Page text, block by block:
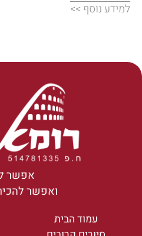
למידע נוסף >>
אפשר
ואפשר להכיר
עמוד הבית